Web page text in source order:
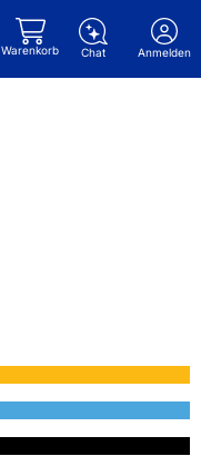
Warenkorb Chat Anmelden